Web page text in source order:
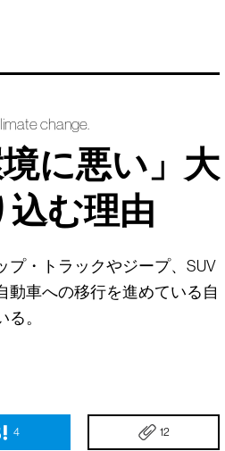
change.
に悪い」大
む理由
・トラックやジープ、SUV
動車への移行を進めている自
。
4 12